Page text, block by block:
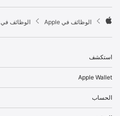
o
t
r

p
l
e
الوظائف في Apple الوظائف في Apple
استكشف
Apple Wallet
الحساب